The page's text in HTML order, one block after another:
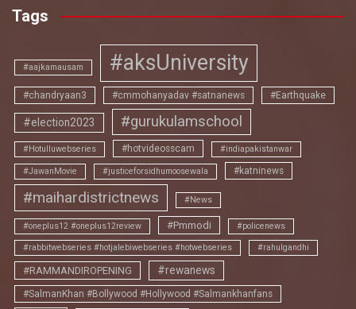
Tags
#aajkamausam #aksUniversity
#chandryaan3 #cmmohanyadav #satnanews #Earthquake
#election2023 #gurukulamschool
#Hotulluwebseries #hotvideosscam #indiapakistanwar
#JawanMovie #justiceforsidhumoosewala #katninews
#maihardistrictnews #News
#oneplus12 #oneplus12review #Pmmodi #policenews
#rabbitwebseries #hotjalebiwebseries #hotwebseries #rahulgandhi
#RAMMANDIROPENING #rewanews
#SalmanKhan #Bollywood #Hollywood #Salmankhanfans